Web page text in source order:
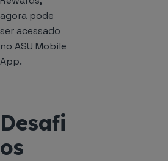
agora pode
ser acessado
no ASU Mobile
App.
Desafi
os